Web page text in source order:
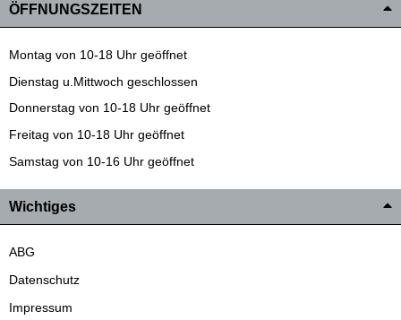
ÖFFNUNGSZEITEN
Montag von 10-18 Uhr geöffnet
Dienstag u.Mittwoch geschlossen
Donnerstag von 10-18 Uhr geöffnet
Freitag von 10-18 Uhr geöffnet
Samstag von 10-16 Uhr geöffnet
Wichtiges
ABG
Datenschutz
Impressum